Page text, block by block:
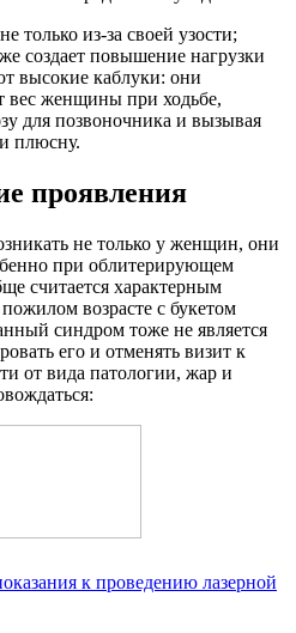
только из-за своей узости;
создает повышение нагрузки
высокие каблуки: они
вес женщины при ходьбе,
для позвоночника и вызывая
плюсну.
проявления
не только у женщин, они
при облитерирующем
считается характерным
возрасте с букетом
синдром тоже не является
его и отменять визит к
от вида патологии, жар и
к проведению лазерной